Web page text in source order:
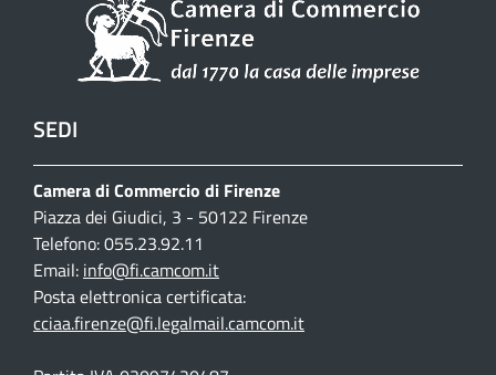
SEDI
Camera di Commercio di Firenze
Piazza dei Giudici, 3 - 50122 Firenze
Telefono: 055.23.92.11
Email: info@fi.camcom.it
Posta elettronica certificata:
cciaa.firenze@fi.legalmail.camcom.it